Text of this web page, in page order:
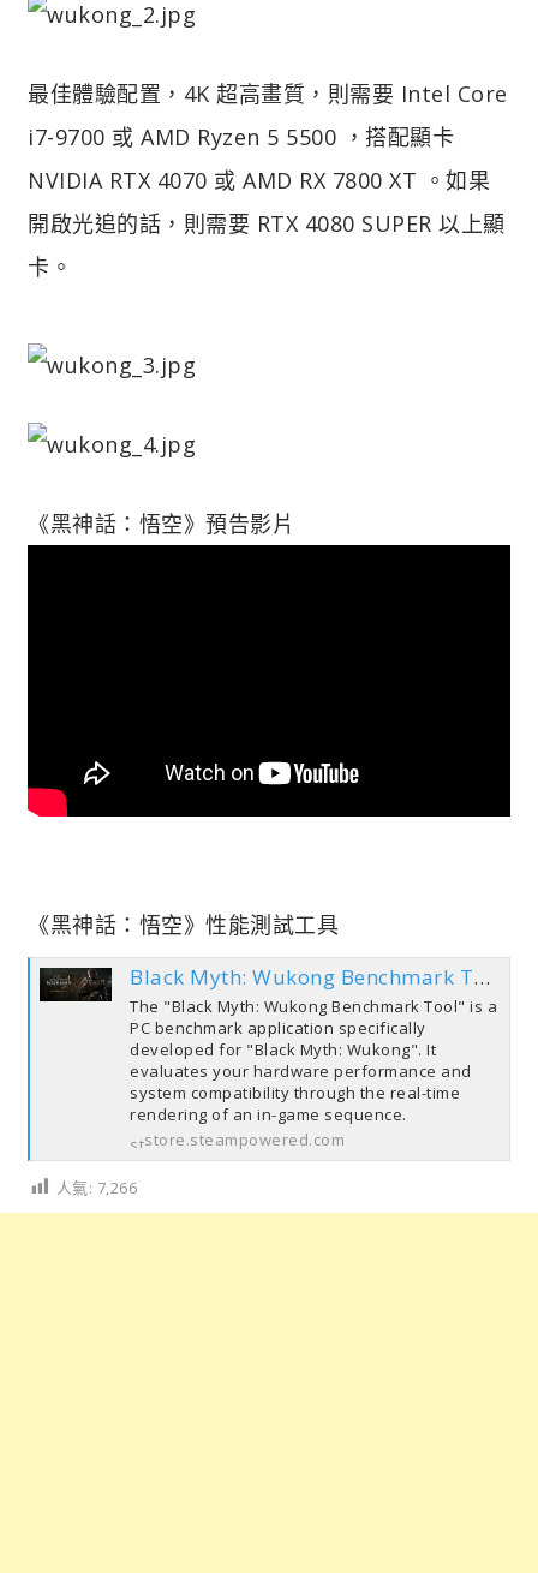
最佳體驗配置，4K 超高畫質，則需要 Intel Core
i7-9700 或 AMD Ryzen 5 5500 ，搭配顯卡
NVIDIA RTX 4070 或 AMD RX 7800 XT 。如果
開啟光追的話，則需要 RTX 4080 SUPER 以上顯
卡。
《黑神話：悟空》預告影片
《黑神話：悟空》性能測試工具
Black Myth: Wukong Benchmark Tool on Steam
The "Black Myth: Wukong Benchmark Tool" is a
PC benchmark application specifically
developed for "Black Myth: Wukong". It
evaluates your hardware performance and
system compatibility through the real-time
rendering of an in-game sequence.
store.steampowered.com
人氣: 7,266